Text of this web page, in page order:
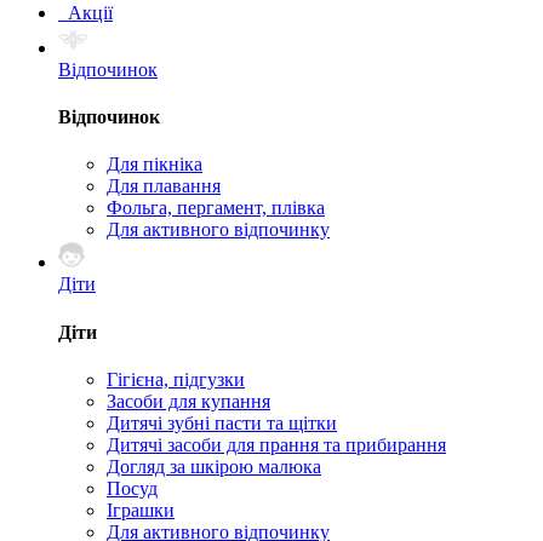
Акції
Відпочинок
Відпочинок
Для пікніка
Для плавання
Фольга, пергамент, плівка
Для активного відпочинку
Діти
Діти
Гігієна, підгузки
Засоби для купання
Дитячі зубні пасти та щітки
Дитячі засоби для прання та прибирання
Догляд за шкірою малюка
Посуд
Іграшки
Для активного відпочинку